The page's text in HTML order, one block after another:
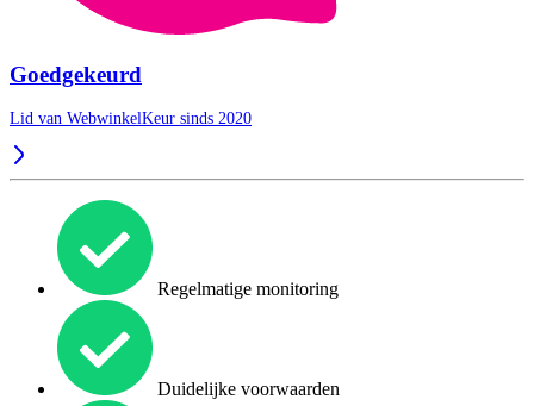
Goedgekeurd
Lid van WebwinkelKeur sinds 2020
Regelmatige monitoring
Duidelijke voorwaarden